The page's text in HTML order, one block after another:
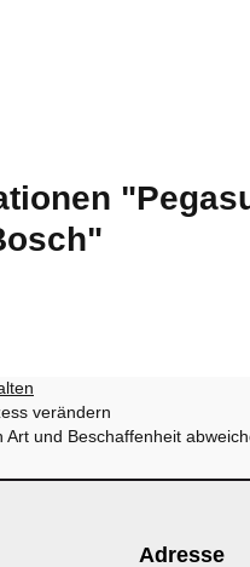
verändern
und Beschaffenheit
Adresse